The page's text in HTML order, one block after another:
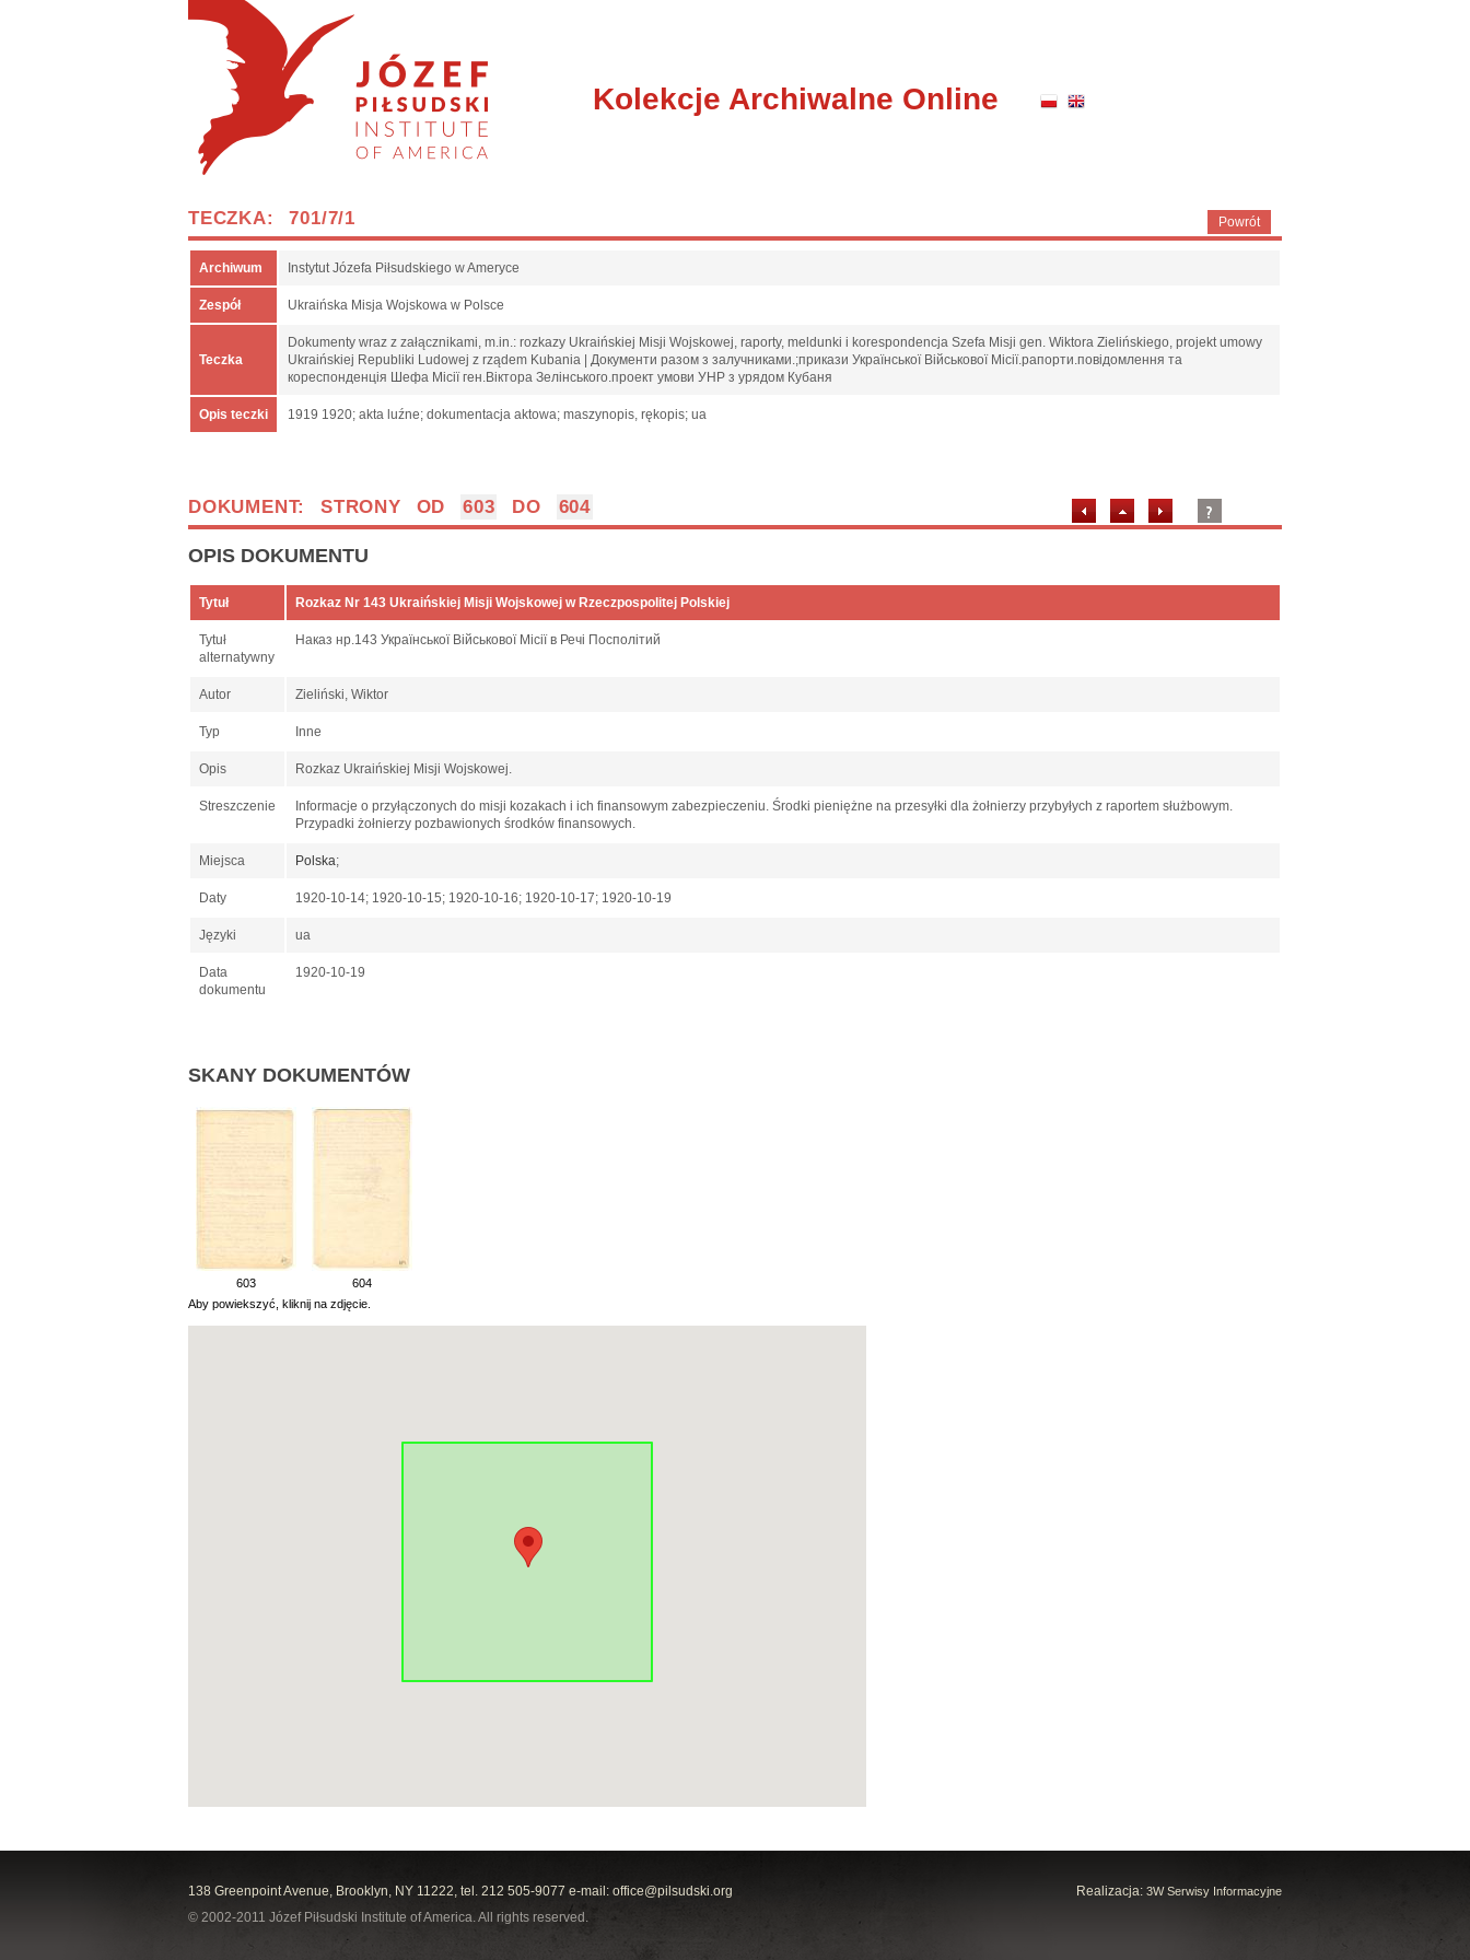
Kolekcje Archiwalne Online
Powrót
TECZKA: 701/7/1
Archiwum Instytut Józefa Piłsudskiego w Ameryce
Zespół Ukraińska Misja Wojskowa w Polsce
Teczka
Dokumenty wraz z załącznikami, m.in.: rozkazy Ukraińskiej Misji Wojskowej, raporty, meldunki i korespondencja Szefa Misji gen. Wiktora Zielińskiego, projekt umowy
Ukraińskiej Republiki Ludowej z rządem Kubania | Документи разом з залучниками.;прикази Української Військової Місії.рапорти.повідомлення та
кореспонденція Шефа Місії ген.Віктора Зелінського.проект умови УНР з урядом Кубаня
Opis teczki 1919 1920; akta luźne; dokumentacja aktowa; maszynopis, rękopis; ua
DOKUMENT: STRONY OD 603 DO 604
OPIS DOKUMENTU
Tytuł Rozkaz Nr 143 Ukraińskiej Misji Wojskowej w Rzeczpospolitej Polskiej
Tytuł
alternatywny
Наказ нр.143 Української Військової Місії в Речі Посполітий
Autor Zieliński, Wiktor
Typ Inne
Opis Rozkaz Ukraińskiej Misji Wojskowej.
Streszczenie
Informacje o przyłączonych do misji kozakach i ich finansowym zabezpieczeniu. Środki pieniężne na przesyłki dla żołnierzy przybyłych z raportem służbowym.
Przypadki żołnierzy pozbawionych środków finansowych.
Miejsca Polska;
Daty 1920-10-14; 1920-10-15; 1920-10-16; 1920-10-17; 1920-10-19
Języki ua
Data
dokumentu
1920-10-19
SKANY DOKUMENTÓW
603
604
Aby powiekszyć, kliknij na zdjęcie.
Realizacja: 3W Serwisy Informacyjne
138 Greenpoint Avenue, Brooklyn, NY 11222, tel. 212 505-9077 e-mail: office@pilsudski.org
© 2002-2011 Józef Piłsudski Institute of America. All rights reserved.